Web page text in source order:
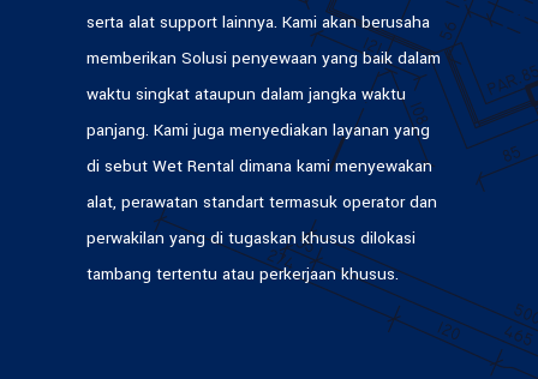
serta alat support lainnya. Kami akan berusaha
memberikan Solusi penyewaan yang baik dalam
waktu singkat ataupun dalam jangka waktu
panjang. Kami juga menyediakan layanan yang
di sebut Wet Rental dimana kami menyewakan
alat, perawatan standart termasuk operator dan
perwakilan yang di tugaskan khusus dilokasi
tambang tertentu atau perkerjaan khusus.